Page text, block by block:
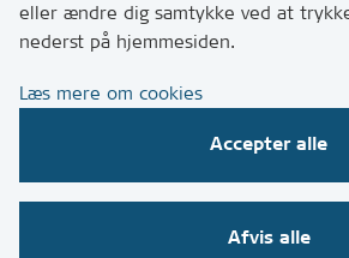
Cookies
CVR, EAN og betaling
Følg os på sociale medier
eller ændre dig samtykke ved at
nederst på hjemmesiden.
Læs mere om cookies
Accepter alle
Afvis alle